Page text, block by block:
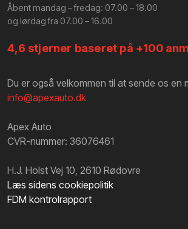
Åbent mandag – fredag: 07.00 – 18.00
​og lørdag fra 07.00 – 16.00
4,6 stjerner baseret på +100
Du er også velkommen til at sende os en
info@apexauto.dk
Apex Auto
CVR-nummer: 36076461
H.J. Holst Vej 10, 2610 Rødovre
Læs sidens cookiepolitik
FDM kontrolrapport